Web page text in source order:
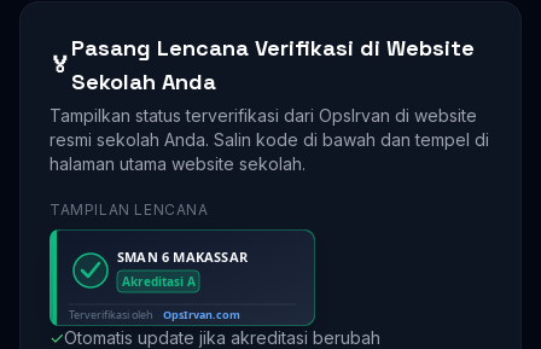
🏅
Pasang Lencana Verifikasi di Website
Sekolah Anda
Tampilkan status terverifikasi dari OpsIrvan di website
resmi sekolah Anda. Salin kode di bawah dan tempel di
halaman utama website sekolah.
TAMPILAN LENCANA
✓Otomatis update jika akreditasi berubah